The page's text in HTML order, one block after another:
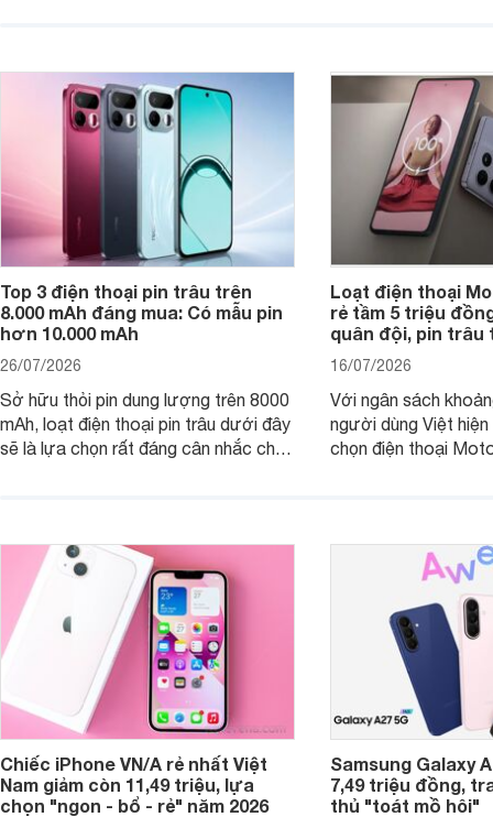
Top 3 điện thoại pin trâu trên
8.000 mAh đáng mua: Có mẫu pin
hơn 10.000 mAh
26/07/2026
Sở hữu thỏi pin dung lượng trên 8000
mAh, loạt điện thoại pin trâu dưới đây
sẽ là lựa chọn rất đáng cân nhắc cho
Loạt điện thoại
rẻ tầm 5 triệu
quân đội, pin trâu
16/07/2026
Với ngân sách
người dùng Việt
chọn điện thoại
Chiếc iPhone VN/A rẻ nhất Việt
Nam giảm còn 11,49 triệu, lựa
chọn "ngon - bổ - rẻ" năm 2026
Samsung Galaxy
7,49 triệu đồng,
thủ "toát mồ hôi"